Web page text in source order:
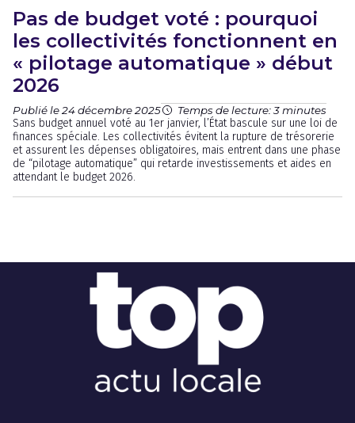
Pas de budget voté : pourquoi
les collectivités fonctionnent en
« pilotage automatique » début
2026
Publié le 24 décembre 2025 Temps de lecture: 3 minutes
Sans budget annuel voté au 1er janvier, l’État bascule sur une loi de
finances spéciale. Les collectivités évitent la rupture de trésorerie
et assurent les dépenses obligatoires, mais entrent dans une phase
de “pilotage automatique” qui retarde investissements et aides en
attendant le budget 2026.